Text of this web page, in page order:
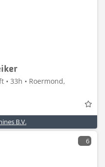
33h • Roermond,
B.V.
6